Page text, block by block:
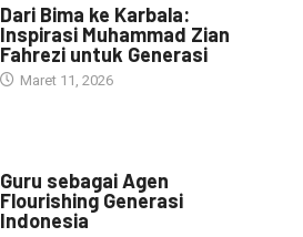
Dari Bima ke Karbala:
Inspirasi Muhammad Zian
Fahrezi untuk Generasi
Maret 11, 2026
Guru sebagai Agen
Flourishing Generasi
Indonesia